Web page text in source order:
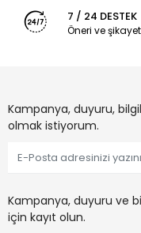
7 / 24 DESTEK
Öneri ve
Kampanya, duyuru,
olmak istiyorum.
Kampanya, duyuru ve
için kayıt olun.